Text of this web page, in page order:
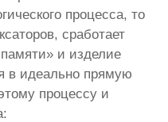
процесса, то
сработает
и изделие
в идеально прямую
процессу и